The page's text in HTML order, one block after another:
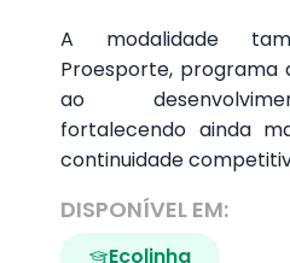
A modalidade
Proesporte,
ao
fortalecendo ainda
continuidade
DISPONÍVEL EM:
Ecolinha